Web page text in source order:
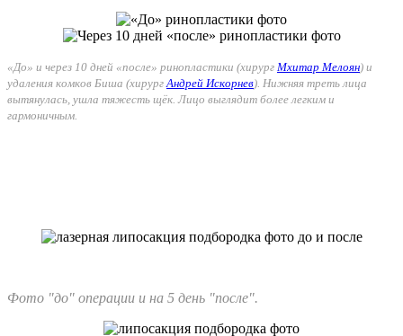
«До» и через 10 дней «после» ринопластики (хирург Мхитар Мелоян) и
удаления комков Биша (хирургАндрей Искорнев). Нижняя треть лица
вытянулась, ушла тяжесть щёк. Лицо выглядит более легким и
гармоничным.
Фото "до" операции и на 5 день "после".